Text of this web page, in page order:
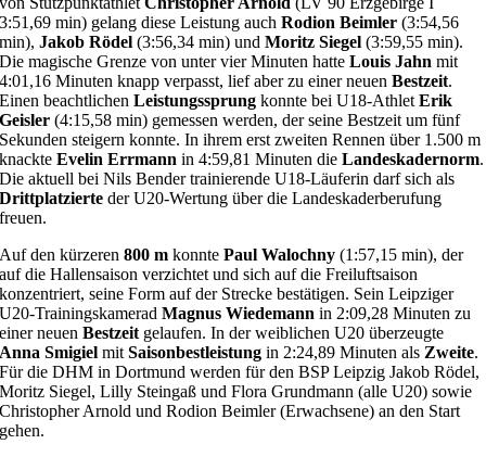
3:51,69 min) gelang diese Leistung auchRodion Beimler (3:54,56
min),Jakob Rödel (3:56,34 min) undMoritz Siegel (3:59,55 min).
Die magische Grenze von unter vier Minuten hatteLouis Jahn mit
4:01,16 Minuten knapp verpasst, lief aber zu einer neuenBestzeit.
Einen beachtlichenLeistungssprung konnte bei U18-AthletErik
Geisler (4:15,58 min) gemessen werden, der seine Bestzeit um fünf
Sekunden steigern konnte. In ihrem erst zweiten Rennen über 1.500 m
knackteEvelin Errmann in 4:59,81 Minuten dieLandeskadernorm.
Die aktuell bei Nils Bender trainierende U18-Läuferin darf sich als
Drittplatzierte der U20-Wertung über die Landeskaderberufung
freuen.
Auf den kürzeren800 m konntePaul Walochny(1:57,15 min), der
auf die Hallensaison verzichtet und sich auf die Freiluftsaison
konzentriert, seine Form auf der Strecke bestätigen. Sein Leipziger
U20-TrainingskameradMagnus Wiedemann in 2:09,28 Minuten zu
einer neuenBestzeit gelaufen. In der weiblichen U20 überzeugte
Anna Smigiel mitSaisonbestleistung in 2:24,89 Minuten als Zweite.
Für die DHM in Dortmund werden für den BSP Leipzig Jakob Rödel,
Moritz Siegel, Lilly Steingaß und Flora Grundmann (alle U20) sowie
Christopher Arnold und Rodion Beimler (Erwachsene) an den Start
gehen.